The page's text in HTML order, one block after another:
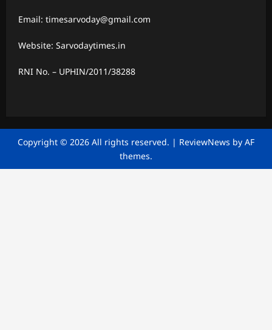
Email: timesarvoday@gmail.com
Website: Sarvodaytimes.in
RNI No. – UPHIN/2011/38288
Copyright © 2026 All rights reserved. | ReviewNews by AF
themes.